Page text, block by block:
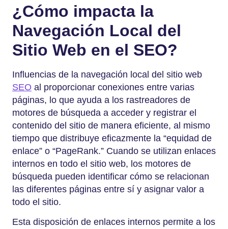
¿Cómo impacta la
Navegación Local del
Sitio Web en el SEO?
Influencias de la navegación local del sitio web
SEO al proporcionar conexiones entre varias
páginas, lo que ayuda a los rastreadores de
motores de búsqueda a acceder y registrar el
contenido del sitio de manera eficiente, al mismo
tiempo que distribuye eficazmente la “equidad de
enlace” o “PageRank.” Cuando se utilizan enlaces
internos en todo el sitio web, los motores de
búsqueda pueden identificar cómo se relacionan
las diferentes páginas entre sí y asignar valor a
todo el sitio.
Esta disposición de enlaces internos permite a los